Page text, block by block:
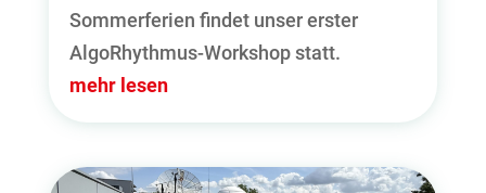
Sommerferien findet unser erster
AlgoRhythmus-Workshop statt.
mehr lesen